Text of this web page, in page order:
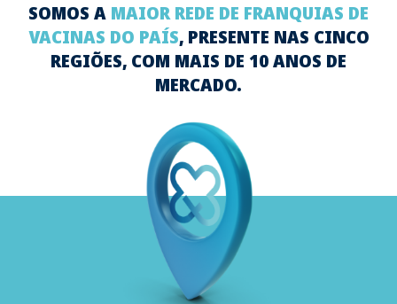
SOMOS A MAIOR REDE DE FRANQUIAS DE
VACINAS DO PAÍS, PRESENTE NAS CINCO
REGIÕES, COM MAIS DE 10 ANOS DE
MERCADO.